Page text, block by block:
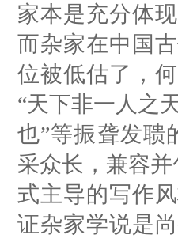
家本是充分体
而杂家在中国
位被低估了，
“天下非一人之
也”等振聋发聩
采众长，兼容
式主导的写作
证杂家学说是